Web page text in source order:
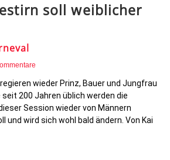
soll weiblicher
wieder Prinz, Bauer und Jungfrau
200 Jahren üblich werden die
Session wieder von Männern
und wird sich wohl bald ändern. Von Kai